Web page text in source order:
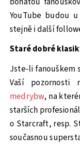
YouTube budou
stejně i další
Staré dobré
Jste-li fanouškem
Vaší pozornosti
medrybw, na
starších
o Starcraft, resp.
současnou